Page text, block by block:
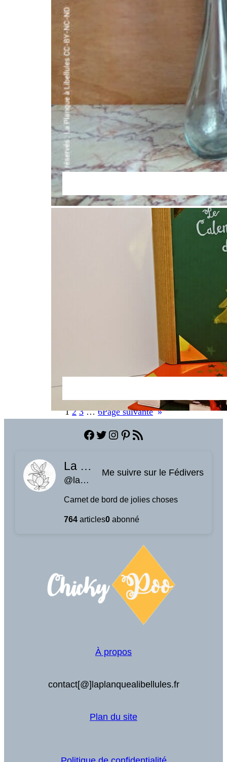
1 2 3 … 6Page suivante »
Facebook
Twitter
Instagram
Pinterest
Flux RSS
La planque à libellules
@laplanquealibellules.fr@www.laplanquealibellules.fr
Me suivre sur le Fédivers
Carnet de bord de jolies choses
764 articles0 abonné
À propos
contact[@]laplanquealibellules.fr
Plan du site